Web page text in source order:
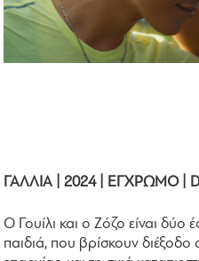
ΓΑΛΛΙΑ | 2024 | ΕΓΧΡΩΜΟ |
Ο Γουίλι και ο Ζόζο είναι δύο
παιδιά, που βρίσκουν διέξοδο